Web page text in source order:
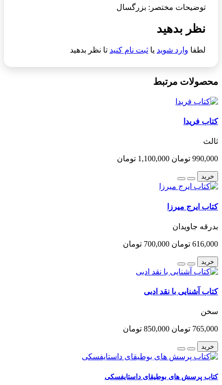
توضیحات مختصر: بزرگسال
نظر بدهید
لطفا وارد شوید یا ثبت نام کنید تا نظر بدهید
محصولات مرتبط
کتاب فریدا
ثالث
990,000 تومان 1,100,000 تومان
خرید
کتاب ایرج میرزا
بدرقه جاویدان
616,000 تومان 700,000 تومان
خرید
کتاب آشنایی با نقد ادبی
سخن
765,000 تومان 850,000 تومان
خرید
کتاب پرسش های بوطیقای داستایفسکی